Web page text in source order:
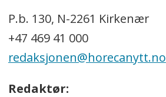
P.b. 130, N-2261 Kirkenær
+47 469 41 000
redaksjonen@horecanytt.no
Redaktør: